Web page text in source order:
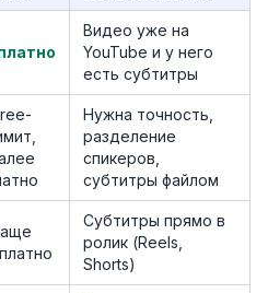
Видео уже на
YouTube и у него
есть субтитры
Нужна точность,
разделение
спикеров,
субтитры файлом
Субтитры прямо в
ролик (Reels,
Shorts)